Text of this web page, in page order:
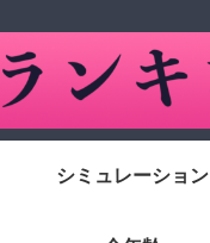
シミュレーション